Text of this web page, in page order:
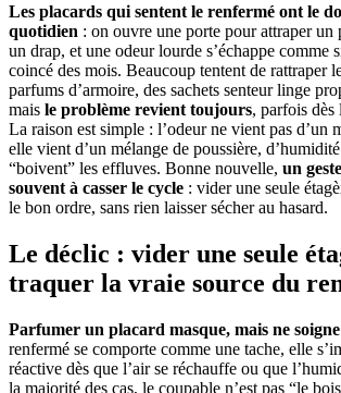
Les placards qui sentent le renfermé ont le
quotidien : on ouvre une porte pour attraper un
un drap, et une odeur lourde s’échappe comme
coincé des mois. Beaucoup tentent de rattraper
parfums d’armoire, des sachets senteur linge
mais le problème revient toujours, parfois dès
La raison est simple : l’odeur ne vient pas d’un
elle vient d’un mélange de poussière,
“boivent” les effluves. Bonne nouvelle, un
souvent à casser le cycle : vider une seule
le bon ordre, sans rien laisser sécher au hasard.
Le déclic : vider une seule
traquer la vraie source du
Parfumer un placard masque, mais ne
renfermé se comporte comme une tache, elle
réactive dès que l’air se réchauffe ou que
la majorité des cas, le coupable n’est pas “le